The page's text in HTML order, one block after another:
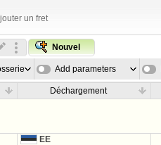
un fret
Nouvel
Add parameters
Déchargement
EE